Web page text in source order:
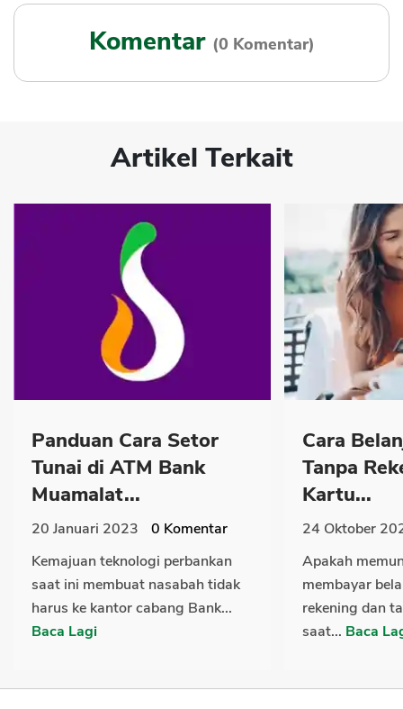
Komentar (0 Komentar)
Artikel Terkait
Panduan Cara Setor
Tunai di ATM Bank
Muamalat...
20 Januari 2023 0 Komentar
Kemajuan teknologi perbankan
saat ini membuat nasabah tidak
harus ke kantor cabang Bank...
Baca Lagi
Cara
Tanpa
Kartu...
24 Oktober
Apakah
membayar
rekening dan
saat... Baca